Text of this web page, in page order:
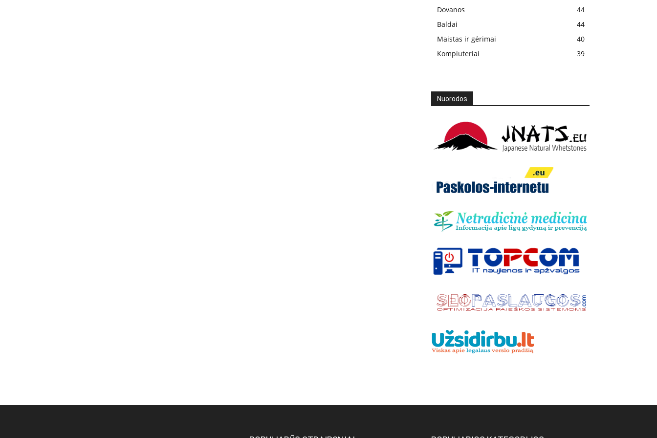
Dovanos
44
Baldai
44
Maistas ir gėrimai
40
Kompiuteriai
39
Nuorodos